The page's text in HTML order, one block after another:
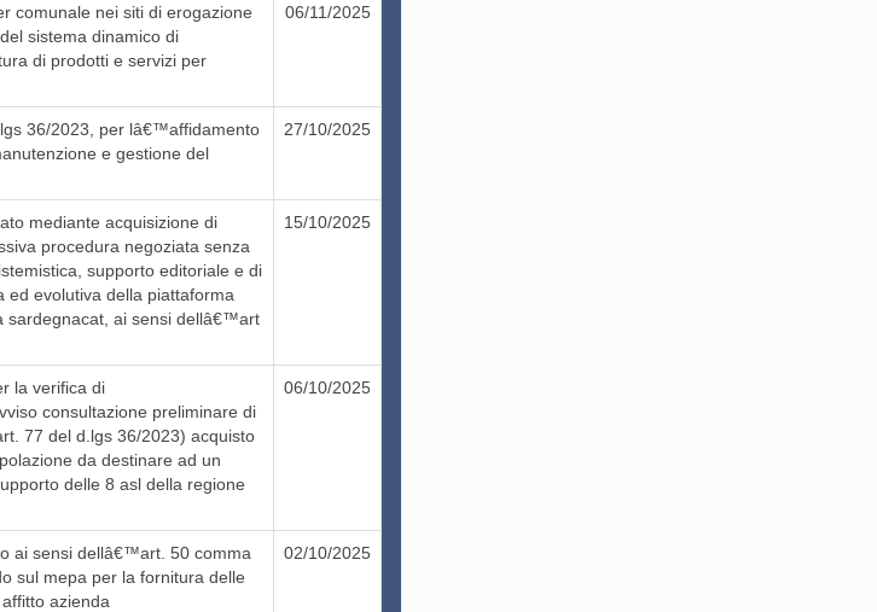
comunale nei siti di erogazione
sistema dinamico di
di prodotti e servizi per
06/11/2025
36/2023, per lâ€™affidamento
e gestione del
27/10/2025
mediante acquisizione di
procedura negoziata senza
supporto editoriale e di
ed evolutiva della piattaforma
sardegnacat, ai sensi dellâ€™art
15/10/2025
la verifica di
consultazione preliminare di
77 del d.lgs 36/2023) acquisto
da destinare ad un
delle 8 asl della regione
06/10/2025
ai sensi dellâ€™art. 50 comma
sul mepa per la fornitura delle
azienda
02/10/2025